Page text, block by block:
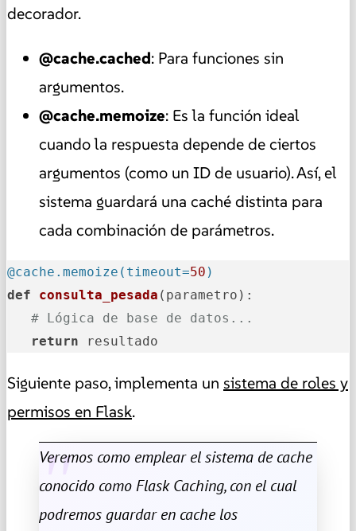
decorador.
@cache.cached: Para funciones sin
argumentos.
@cache.memoize: Es la función ideal
cuando la respuesta depende de ciertos
argumentos (como un ID de usuario). Así, el
sistema guardará una caché distinta para
cada combinación de parámetros.
@cache.memoize( timeout=50 )
def
consulta_pesada ( parametro ):
# Lógica de base de datos...
return resultado
Siguiente paso, implementa un sistema de roles y
permisos en Flask.
Veremos como emplear el sistema de cache
conocido como Flask Caching, con el cual
podremos guardar en cache los